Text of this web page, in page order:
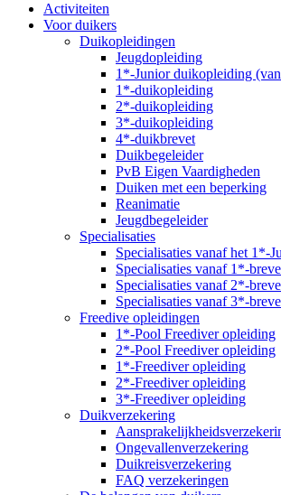
Activiteiten
Voor duikers
Duikopleidingen
Jeugdopleiding
1*-Junior duikopleiding
1*-duikopleiding
2*-duikopleiding
3*-duikopleiding
4*-duikbrevet
Duikbegeleider
PvB Eigen Vaardigheden
Duiken met een beperking
Reanimatie
Jeugdbegeleider
Specialisaties
Specialisaties vanaf het 1*-
Specialisaties vanaf 1*-
Specialisaties vanaf 2*-
Specialisaties vanaf 3*-
Freedive opleidingen
1*-Pool Freediver opleiding
2*-Pool Freediver opleiding
1*-Freediver opleiding
2*-Freediver opleiding
3*-Freediver opleiding
Duikverzekering
Ongevallenverzekering
Duikreisverzekering
FAQ verzekeringen